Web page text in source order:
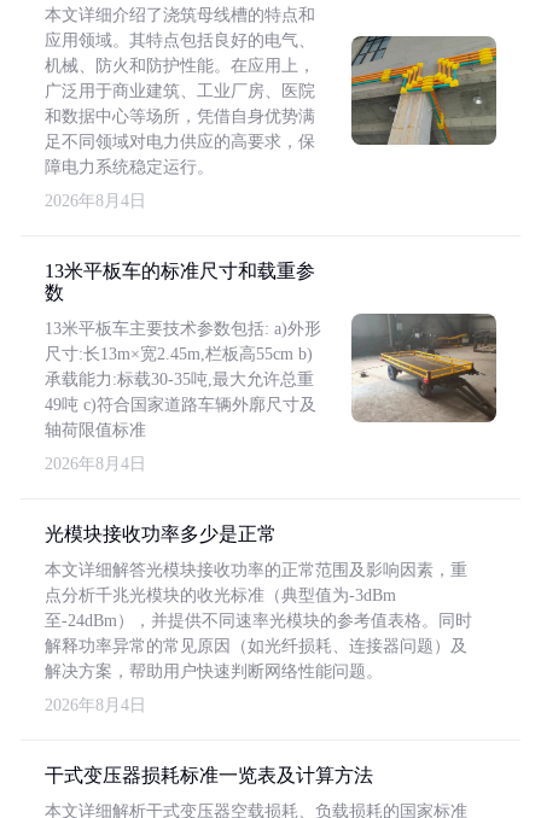
本文详细介绍了浇筑母线槽的特点和
应用领域。其特点包括良好的电气、
机械、防火和防护性能。在应用上，
广泛用于商业建筑、工业厂房、医院
和数据中心等场所，凭借自身优势满
足不同领域对电力供应的高要求，保
障电力系统稳定运行。
2026年8月4日
13米平板车的标准尺寸和载重参
数
13米平板车主要技术参数包括: a)外形
尺寸:长13m×宽2.45m,栏板高55cm b)
承载能力:标载30-35吨,最大允许总重
49吨 c)符合国家道路车辆外廓尺寸及
轴荷限值标准
2026年8月4日
光模块接收功率多少是正常
本文详细解答光模块接收功率的正常范围及影响因素，重
点分析千兆光模块的收光标准（典型值为-3dBm
至-24dBm），并提供不同速率光模块的参考值表格。同时
解释功率异常的常见原因（如光纤损耗、连接器问题）及
解决方案，帮助用户快速判断网络性能问题。
2026年8月4日
干式变压器损耗标准一览表及计算方法
本文详细解析干式变压器空载损耗、负载损耗的国家标准